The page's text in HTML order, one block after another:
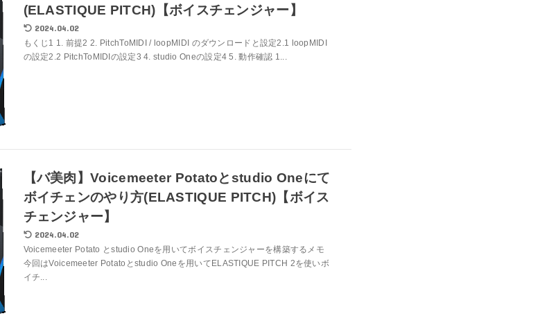
(ELASTIQUE PITCH)【ボイスチェンジャー】
2024.04.02
もくじ1 1. 前提2 2. PitchToMIDI / loopMIDI のダウンロードと設定2.1 loopMIDI
の設定2.2 PitchToMIDIの設定3 4. studio Oneの設定4 5. 動作確認 1...
【バ美肉】Voicemeeter Potatoとstudio Oneにて
ボイチェンのやり方(ELASTIQUE PITCH)【ボイス
チェンジャー】
2024.04.02
Voicemeeter Potato とstudio Oneを用いてボイスチェンジャーを構築するメモ
今回はVoicemeeter Potatoとstudio Oneを用いてELASTIQUE PITCH 2を使いボ
イチ...